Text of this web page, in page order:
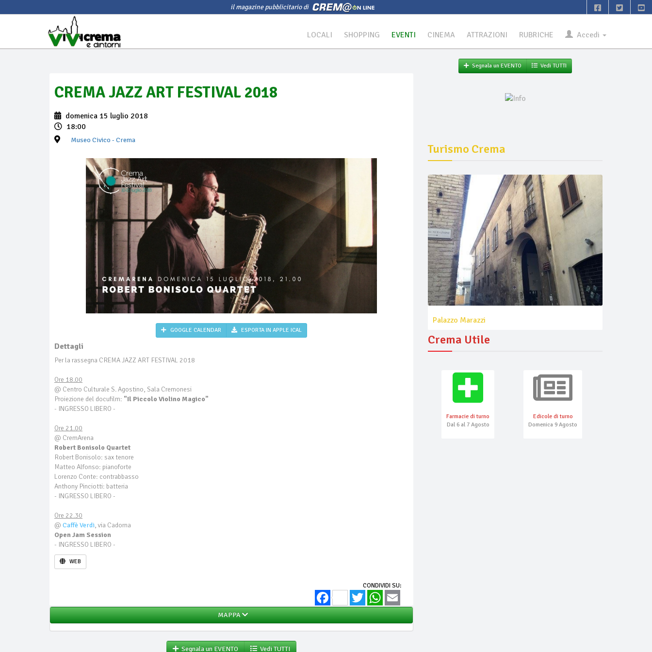
il magazine pubblicitario di
LOCALI SHOPPING EVENTI CINEMA ATTRAZIONI RUBRICHE Accedi
CREMA JAZZ ART FESTIVAL 2018
domenica 15 luglio 2018
18:00
Museo Civico - Crema
GOOGLE CALENDAR ESPORTA IN APPLE ICAL
Dettagli
Per la rassegna CREMA JAZZ ART FESTIVAL 2018
Ore 18.00
@ Centro Culturale S. Agostino, Sala Cremonesi
Proiezione del docufilm: "Il Piccolo Violino Magico"
- INGRESSO LIBERO -
Ore 21.00
@ CremArena
Robert Bonisolo Quartet
Robert Bonisolo: sax tenore
Matteo Alfonso: pianoforte
Lorenzo Conte: contrabbasso
Anthony Pinciotti: batteria
- INGRESSO LIBERO -
Ore 22.30
@ Caffè Verdi, via Cadorna
Open Jam Session
- INGRESSO LIBERO -
WEB
CONDIVIDI SU:
FacebookTwitter WhatsApp
MAPPA
Segnala un EVENTO Vedi TUTTI
Segnala un EVENTO Vedi TUTTI
Turismo Crema
Palazzo Marazzi
Crema Utile
Farmacie di turno
Dal 6 al 7 Agosto
Edicole di turno
Domenica 9 Agosto